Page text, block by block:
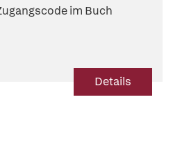
im Buch
Details